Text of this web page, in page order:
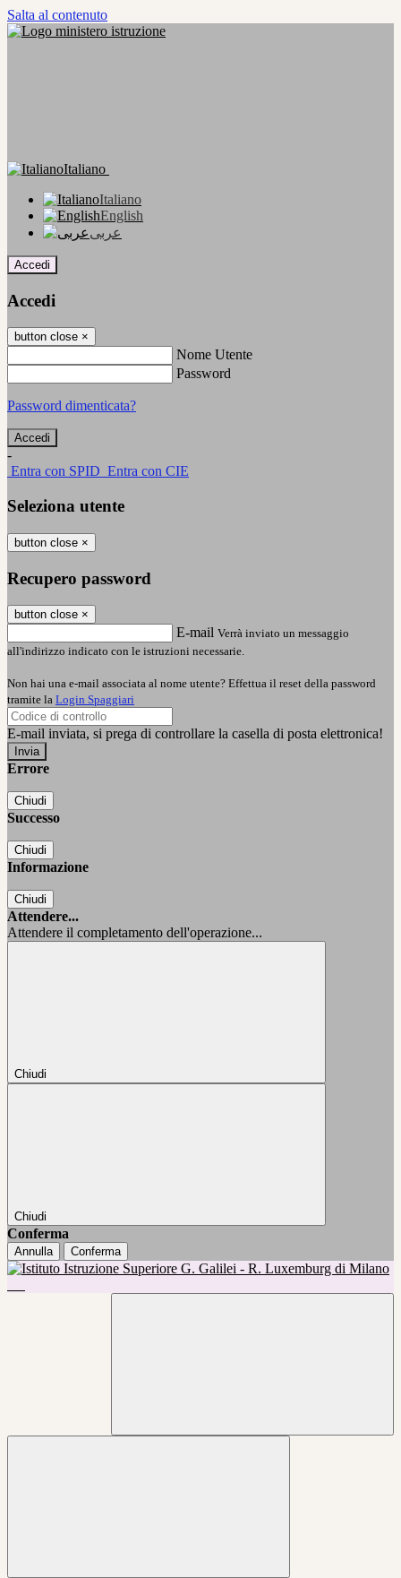
Salta al contenuto
Italiano
Italiano
English
عربى
Accedi
Accedi
button close ×
Nome Utente
Password
Password dimenticata?
-
Entra con SPID Entra con CIE
Seleziona utente
button close ×
Recupero password
button close ×
E-mail Verrà inviato un messaggio
all'indirizzo indicato con le istruzioni necessarie.
Non hai una e-mail associata al nome utente? Effettua il reset della password
tramite la Login Spaggiari
E-mail inviata, si prega di controllare la casella di posta elettronica!
Errore
Chiudi
Successo
Chiudi
Informazione
Chiudi
Attendere...
Attendere il completamento dell'operazione...
Chiudi
Chiudi
Conferma
Annulla Conferma